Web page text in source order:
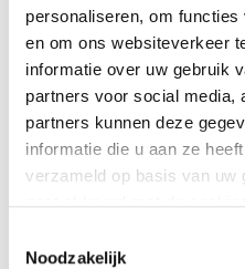
personaliseren, om
en om ons websiteverkeer
informatie over uw gebruik
partners voor social media,
partners kunnen deze
informatie die u aan ze
verzameld op basis van uw
Noodzakelijk
Hortensiapracht in de
Liefhebbers van hortensia’s
ophalen in de Historische Tuin
dat is een prachtig, kleurrijk